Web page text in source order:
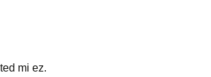
mi ez.